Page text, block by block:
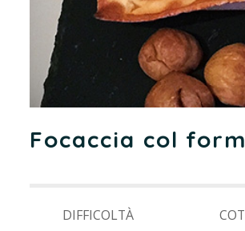
Focaccia col
DIFFICOLTÀ